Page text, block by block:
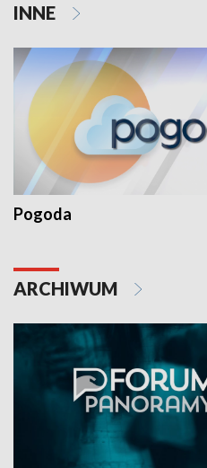
INNE
Pogoda
ARCHIWUM